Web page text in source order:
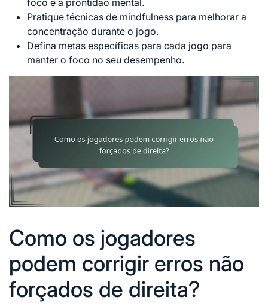
Pratique técnicas de mindfulness para melhorar a
concentração durante o jogo.
Defina metas específicas para cada jogo para
manter o foco no seu desempenho.
Como os jogadores
podem corrigir erros não
forçados de direita?